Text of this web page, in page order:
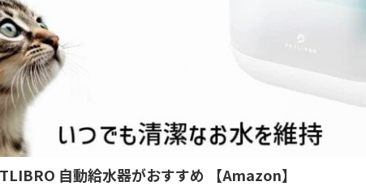
自動給水器がおすすめ 【Amazon】